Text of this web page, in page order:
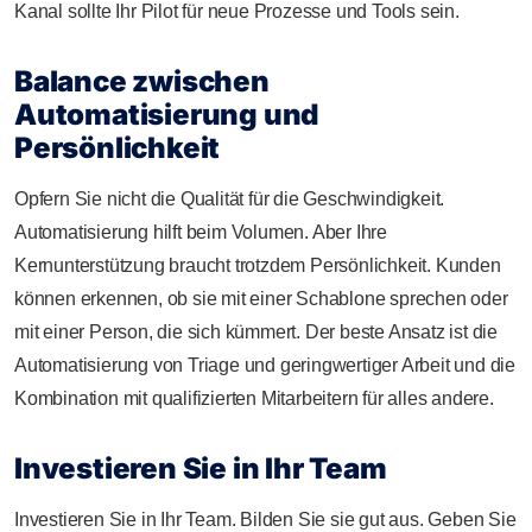
Kanal sollte Ihr Pilot für neue Prozesse und Tools sein.
Balance zwischen
Automatisierung und
Persönlichkeit
Opfern Sie nicht die Qualität für die Geschwindigkeit.
Automatisierung hilft beim Volumen. Aber Ihre
Kernunterstützung braucht trotzdem Persönlichkeit. Kunden
können erkennen, ob sie mit einer Schablone sprechen oder
mit einer Person, die sich kümmert. Der beste Ansatz ist die
Automatisierung von Triage und geringwertiger Arbeit und die
Kombination mit qualifizierten Mitarbeitern für alles andere.
Investieren Sie in Ihr Team
Investieren Sie in Ihr Team. Bilden Sie sie gut aus. Geben Sie